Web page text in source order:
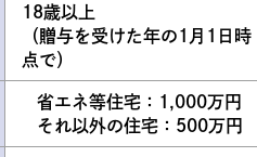
18歳以上
（贈与を受けた年の1月1日時
点で）
省エネ等住宅：1,000万円
それ以外の住宅：500万円